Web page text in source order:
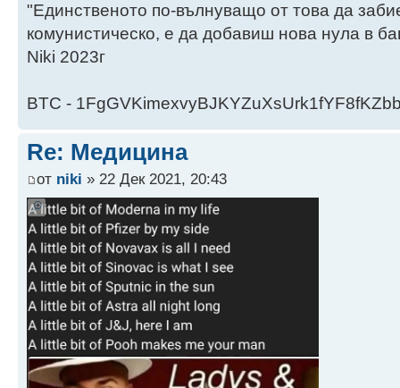
"Единственото по-вълнуващо от това да
комунистическо, е да добавиш нова нула в
Niki 2023г
BTC -
Re: Медицина
от niki » 22 Дек 2021, 20:43